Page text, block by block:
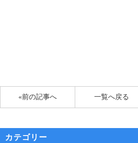
«前の記事へ 一覧へ戻る
カテゴリー